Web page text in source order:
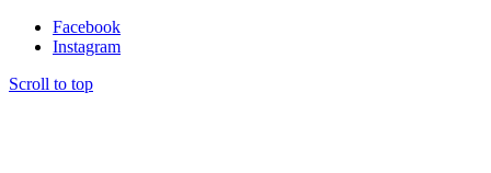
Facebook
Instagram
Scroll to top